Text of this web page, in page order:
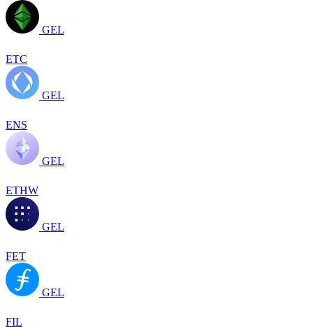
GEL
ETC
GEL
ENS
GEL
ETHW
GEL
FET
GEL
FIL